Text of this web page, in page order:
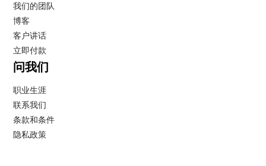
我们的团队
博客
客户讲话
立即付款
问我们
职业生涯
联系我们
条款和条件
隐私政策